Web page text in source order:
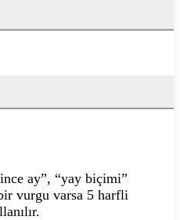
ay”, “yay biçimi”
vurgu varsa 5 harfli